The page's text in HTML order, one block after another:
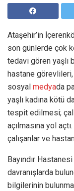
Ataşehir’in
son günlerde çok
tedavi gören yaşlı
hastane
sosyal medyada
yaşlı kadına kötü
tespit edilmesi;
açılmasına yol
çalışanlar ve
Bayındır
davranışlarda
bilgilerinin